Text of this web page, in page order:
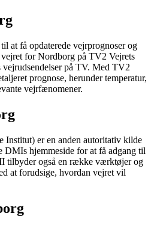
at få opdaterede vejrprognoser og
for Nordborg på TV2 Vejrets
vejrudsendelser på TV. Med TV2
prognose, herunder temperatur,
vejrfænomener.
er en anden autoritativ kilde
DMIs hjemmeside for at få adgang til
tilbyder også en række værktøjer og
at forudsige, hvordan vejret vil